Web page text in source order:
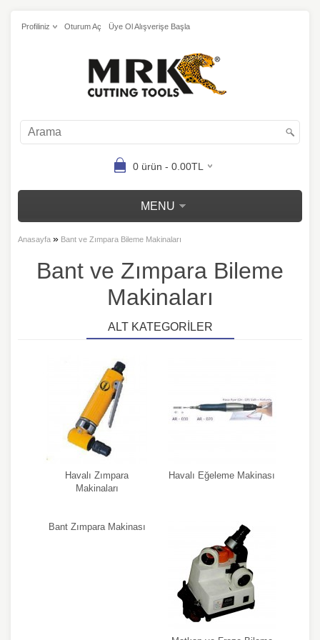
Profiliniz Oturum Aç Üye Ol Alışverişe Başla
0 ürün - 0.00TL
MENU
Anasayfa » Bant ve Zımpara Bileme Makinaları
Bant ve Zımpara Bileme
Makinaları
ALT KATEGORILER
Havalı Zımpara
Makinaları
Havalı Eğeleme Makinası
Bant Zımpara Makinası